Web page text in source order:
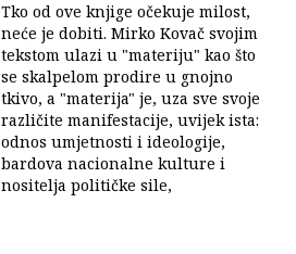
Tko od ove knjige očekuje milost,
neće je dobiti. Mirko Kovač svojim
tekstom ulazi u "materiju" kao što
se skalpelom prodire u gnojno
tkivo, a "materija" je, uza sve svoje
različite manifestacije, uvijek ista:
odnos umjetnosti i ideologije,
bardova nacionalne kulture i
nositelja političke sile,